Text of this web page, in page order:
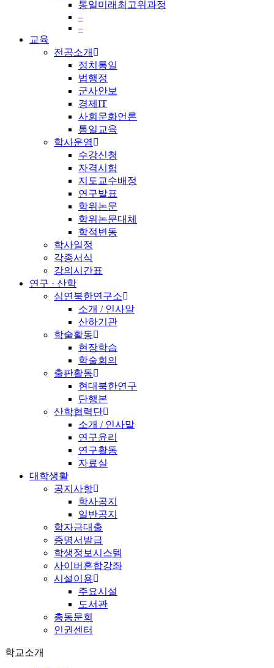
통일미래최고위과정
–
–
교육
전공소개
정치통일
법행정
군사안보
경제IT
사회문화언론
통일교육
학사운영
수강신청
자격시험
지도교수배정
연구발표
학위논문
학위논문대체
학적변동
학사일정
각종서식
강의시간표
연구 · 산학
심연북한연구소
소개 / 인사말
산하기관
학술활동
현장학습
학술회의
출판활동
현대북한연구
단행본
산학협력단
소개 / 인사말
연구윤리
연구활동
자료실
대학생활
공지사항
학사공지
일반공지
학자금대출
증명서발급
학생정보시스템
사이버혼합강좌
시설이용
주요시설
도서관
총동문회
인권센터
학교소개